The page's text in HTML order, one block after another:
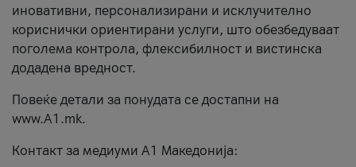
иновативни, персонализирани и исклучително
кориснички ориентирани услуги, што обезбедуваат
поголема контрола, флексибилност и вистинска
додадена вредност.
Повеќе детали за понудата се достапни на
www.А1.mk.
Контакт за медиуми А1 Македонија: